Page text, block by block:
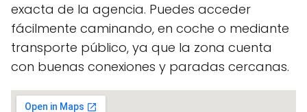
exacta de la agencia. Puedes acceder
fácilmente caminando, en coche o mediante
transporte público, ya que la zona cuenta
con buenas conexiones y paradas cercanas.